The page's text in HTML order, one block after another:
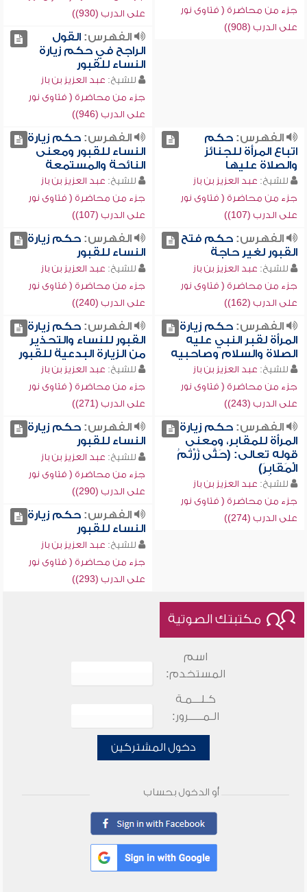
جزء من محاضرة ( فتاوى نور
على الدرب (908))
على الدرب (930))
الفهرس:القول
الراجح في حكم زيارة
النساء للقبور
للشيخ: عبد العزيز بن باز
جزء من محاضرة ( فتاوى نور
على الدرب (946))
الفهرس:حكم
اتباع المرأة للجنائز
والصلاة عليها
للشيخ: عبد العزيز بن باز
جزء من محاضرة ( فتاوى نور
على الدرب (107))
الفهرس:حكم زيارة
النساء للقبور ومعنى
النائحة والمستمعة
للشيخ: عبد العزيز بن باز
جزء من محاضرة ( فتاوى نور
على الدرب (107))
الفهرس:حكم فتح
القبور لغير حاجة
للشيخ: عبد العزيز بن باز
جزء من محاضرة ( فتاوى نور
على الدرب (162))
الفهرس:حكم زيارة
النساء للقبور
للشيخ: عبد العزيز بن باز
جزء من محاضرة ( فتاوى نور
على الدرب (240))
الفهرس:حكم زيارة
المرأة لقبر النبي عليه
الصلاة والسلام وصاحبيه
للشيخ: عبد العزيز بن باز
جزء من محاضرة ( فتاوى نور
على الدرب (243))
الفهرس:حكم زيارة
القبور للنساء والتحذير
من الزيارة البدعية للقبور
للشيخ: عبد العزيز بن باز
جزء من محاضرة ( فتاوى نور
على الدرب (271))
الفهرس:حكم زيارة
المرأة للمقابر، ومعنى
قوله تعالى: (حَتَّى زُرْتُمُ
الْمَقَابِرَ)
للشيخ: عبد العزيز بن باز
جزء من محاضرة ( فتاوى نور
على الدرب (274))
الفهرس:حكم زيارة
النساء للقبور
للشيخ: عبد العزيز بن باز
جزء من محاضرة ( فتاوى نور
على الدرب (290))
الفهرس:حكم زيارة
النساء للقبور
للشيخ: عبد العزيز بن باز
جزء من محاضرة ( فتاوى نور
على الدرب (293))
مكتبتك الصوتية
اسم
المستخدم:
كـلـــمـة
الـمـــــرور:
دخول المشتركين
أو الدخول بحساب